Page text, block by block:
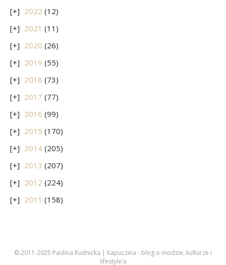
2022 (12)
2021 (11)
2020 (26)
2019 (55)
2018 (73)
2017 (77)
2016 (99)
2015 (170)
2014 (205)
2013 (207)
2012 (224)
2011 (158)
© 2011-2025 Paulina Rudnicka | Kapuczina - blog o modzie, kulturze i
lifestyle'u